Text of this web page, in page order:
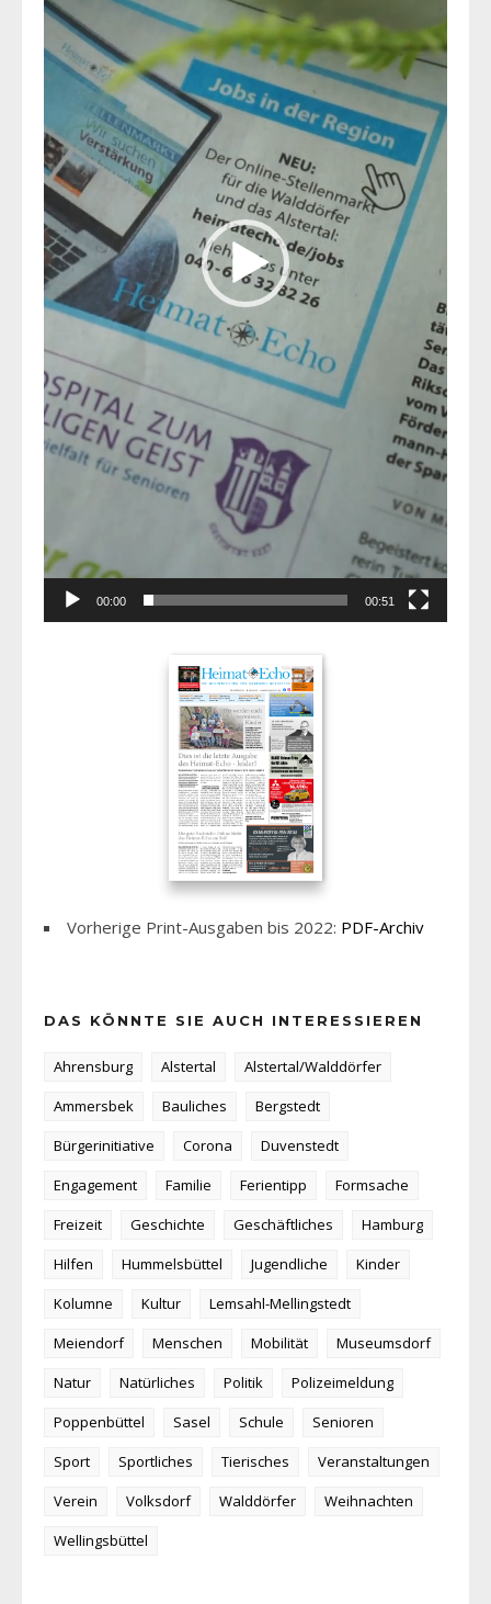
00:00 00:51
Vorherige Print-Ausgaben bis 2022: PDF-Archiv
DAS KÖNNTE SIE AUCH INTERESSIEREN
Ahrensburg Alstertal
Alstertal/Walddörfer
Ammersbek
Bauliches
Bergstedt
Bürgerinitiative
Corona
Duvenstedt
Engagement
Familie Ferientipp
Formsache
Freizeit
Geschichte Geschäftliches
Hamburg
Hilfen
Hummelsbüttel Jugendliche
Kinder
Kolumne
Kultur
Lemsahl-Mellingstedt
Meiendorf
Menschen Mobilität
Museumsdorf
Natur
Natürliches Politik
Polizeimeldung
Poppenbüttel
Sasel Schule
Senioren
Sport
Sportliches Tierisches
Veranstaltungen
Verein
Volksdorf Walddörfer
Weihnachten
Wellingsbüttel